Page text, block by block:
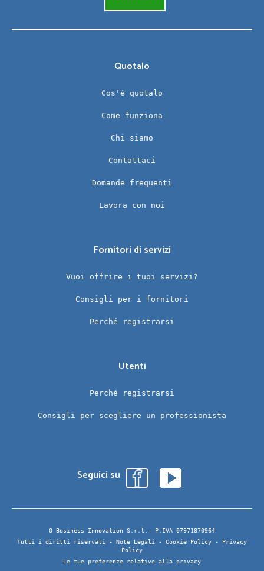
Quotalo
Cos'è quotalo
Come funziona
Chi siamo
Contattaci
Domande frequenti
Lavora con noi
Fornitori di servizi
Vuoi offrire i tuoi servizi?
Consigli per i fornitori
Perché registrarsi
Utenti
Perché registrarsi
Consigli per scegliere un professionista
Seguici su
Q Business Innovation S.r.l.- P.IVA 07971870964
Tutti i diritti riservati - Note Legali - Cookie Policy - Privacy
Policy
Le tue preferenze relative alla privacy